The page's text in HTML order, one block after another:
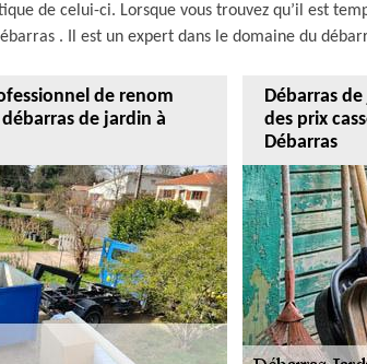
de celui-ci. Lorsque vous trouvez qu’il est
. Il est un expert dans le domaine du
de renom
de jardin à
Débarras
des prix
Débarras